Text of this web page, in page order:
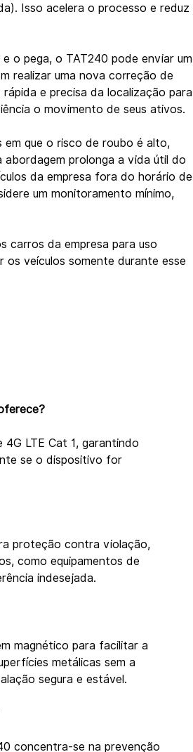
Isso acelera o processo e reduz
o pega, o TAT240 pode enviar um
realizar uma nova correção de
e precisa da localização para
o movimento de seus ativos.
em que o risco de roubo é alto,
abordagem prolonga a vida útil do
da empresa fora do horário de
um monitoramento mínimo,
carros da empresa para uso
os veículos somente durante esse
LTE Cat 1, garantindo
se o dispositivo for
proteção contra violação,
como equipamentos de
indesejada.
magnético para facilitar a
metálicas sem a
segura e estável.
concentra-se na prevenção